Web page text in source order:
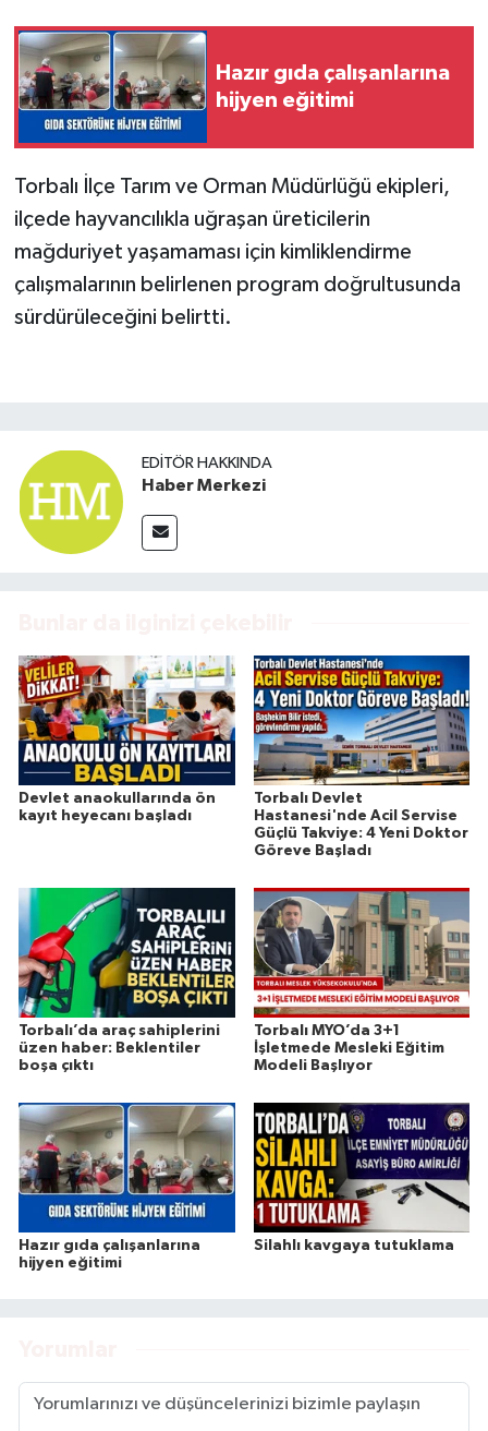
Hazır gıda çalışanlarına
hijyen eğitimi
Torbalı İlçe Tarım ve Orman Müdürlüğü ekipleri,
ilçede hayvancılıkla uğraşan üreticilerin
mağduriyet yaşamaması için kimliklendirme
çalışmalarının belirlenen program doğrultusunda
sürdürüleceğini belirtti.
EDITÖR HAKKINDA
Haber Merkezi
Devlet anaokullarında ön
kayıt heyecanı başladı
Torbalı Devlet
Hastanesi'nde Acil Servise
Güçlü Takviye: 4 Yeni Doktor
Göreve Başladı
Torbalı’da araç sahiplerini
üzen haber: Beklentiler
boşa çıktı
Torbalı MYO’da 3+1
İşletmede Mesleki Eğitim
Modeli Başlıyor
Hazır gıda çalışanlarına
hijyen eğitimi
Silahlı kavgaya tutuklama